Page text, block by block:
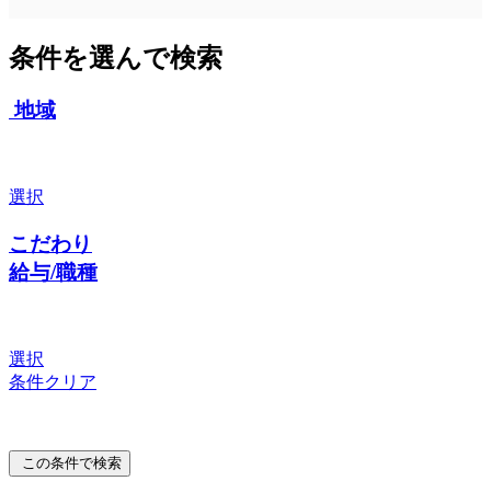
条件を選んで検索
地域
選択
こだわり
給与/職種
選択
条件クリア
この条件で検索